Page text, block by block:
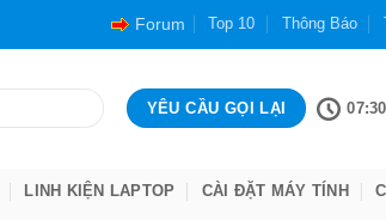
Forum Top 10 Thông Báo
LINH KIỆN LAPTOP CÀI ĐẶT MÁY TÍNH